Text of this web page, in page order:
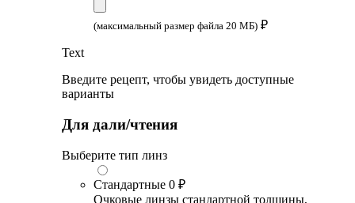
(максимальный размер файла 20 МБ) ₽
Text
Введите рецепт, чтобы увидеть доступные
варианты
Для дали/чтения
Выберите тип линз
Стандартные 0 ₽
Очковые линзы стандартной толщины,